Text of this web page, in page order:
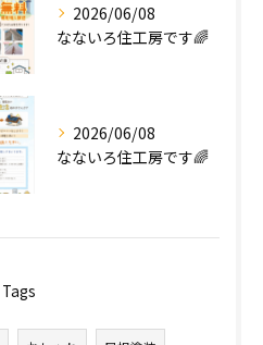
2026/06/08
なないろ住工房です🌈
2026/06/08
なないろ住工房です🌈
Tags